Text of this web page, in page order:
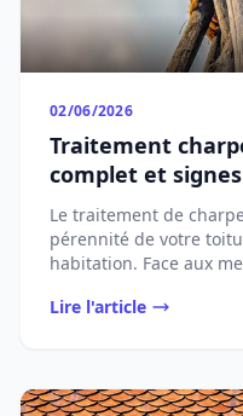
02/06/2026
Traitement
complet et
Le traitement de
pérennité de votre
habitation. Face aux
Lire l'article